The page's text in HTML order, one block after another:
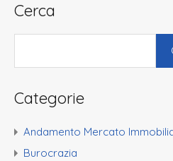
Cerca
Categorie
Andamento Mercato
Burocrazia